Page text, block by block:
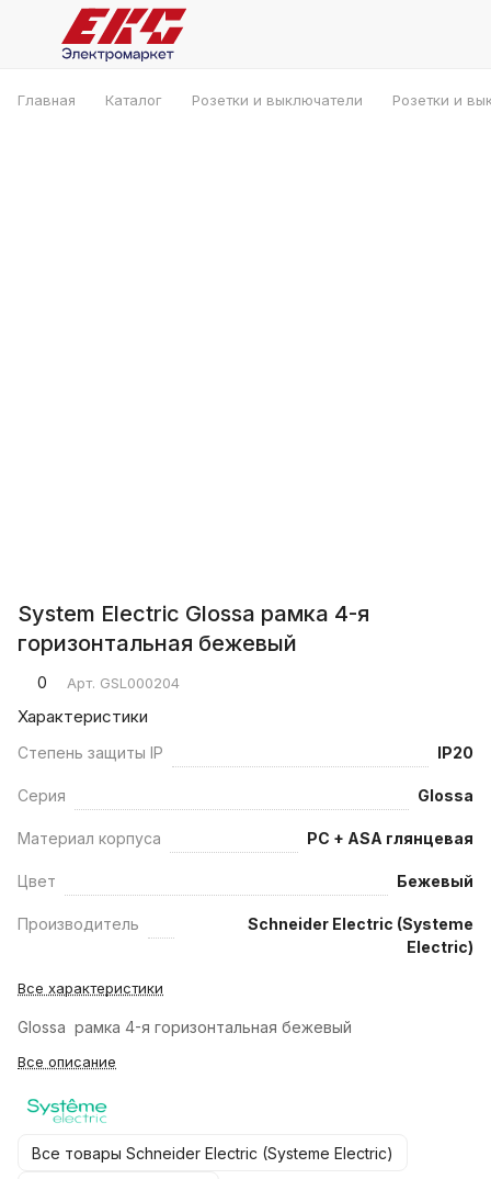
Главная Каталог Розетки и выключатели Розетки и
System Electric Glossa рамка 4-я
горизонтальная бежевый
0 Арт. GSL000204
Характеристики
Степень защиты IP IP20
Серия Glossa
Материал корпуса PC + ASA глянцевая
Цвет Бежевый
Производитель
Schneider Electric (Systeme
Electric)
Все характеристики
Glossa рамка 4-я горизонтальная бежевый
Все описание
Все товары Schneider Electric (Systeme Electric)